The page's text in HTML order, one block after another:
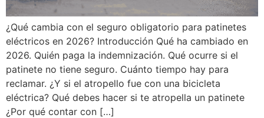
¿Qué cambia con el seguro obligatorio para patinetes
eléctricos en 2026? Introducción Qué ha cambiado en
2026. Quién paga la indemnización. Qué ocurre si el
patinete no tiene seguro. Cuánto tiempo hay para
reclamar. ¿Y si el atropello fue con una bicicleta
eléctrica? Qué debes hacer si te atropella un patinete
¿Por qué contar con […]